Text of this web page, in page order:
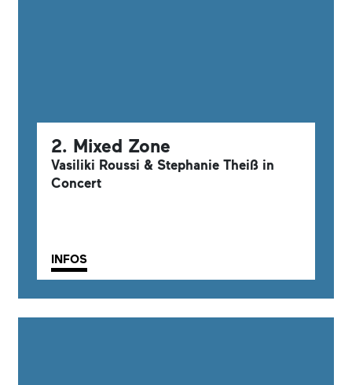
2. Mixed Zone
Vasiliki Roussi & Stephanie Theiß in
Concert
INFOS